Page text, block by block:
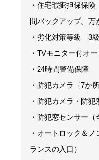
・住宅瑕疵担保保
間バックアップ。万
・劣化対策等級 3
・TVモニター付オ
・24時間警備保障
・防犯カメラ（7か所
・防犯カメラ・防
・防犯窓センサー（
・オートロック＆
ランスの入口）